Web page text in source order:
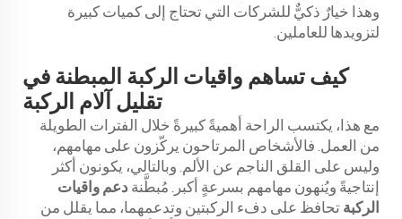
وهذا خيارٌ ذكيٌّ للشركات التي تحتاج إلى كميات كبيرة
لتزويدها للعاملين.
كيف تساهم واقيات الركبة المبطنة في
تقليل آلام الركبة
مع هذا، يكتسب الراحة أهميةً كبيرةً خلال الفترات الطويلة
من العمل. فالأشخاص المرتاحون يركّزون على مهامهم،
وليس على القلق الناجم عن الألم. وبالتالي، يكونون أكثر
إنتاجيةً ويُنهون مهامهم بسرعةٍ أكبر. مُبطَّنة دعم واقيات
الركبة تحافظ على دفء الركبتين وتدعمهما، مما يقلل من